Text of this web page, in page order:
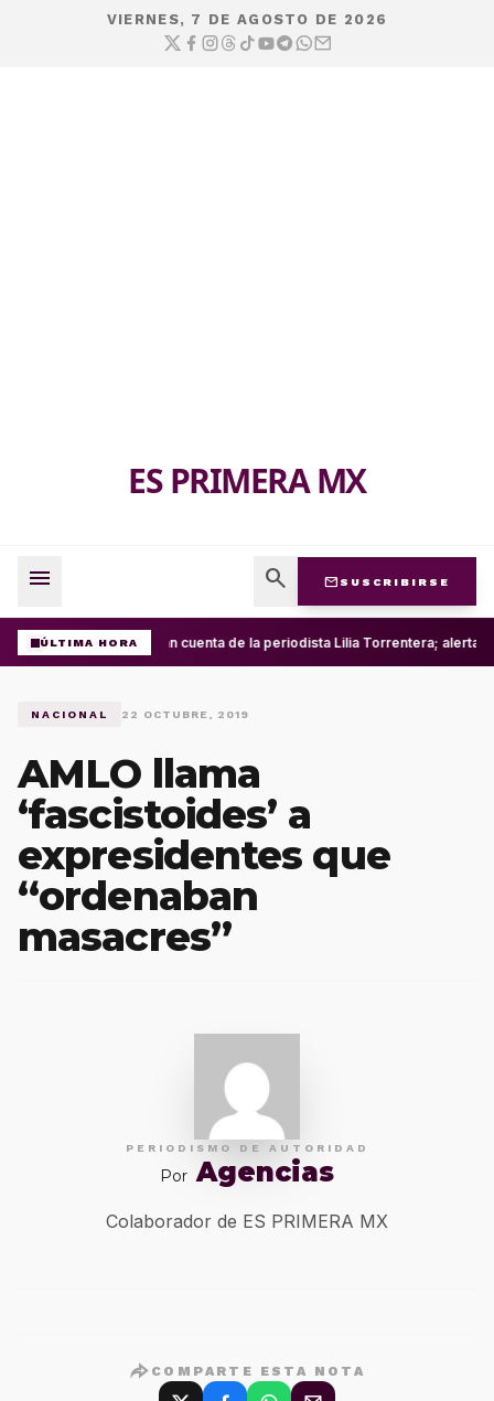
VIERNES, 7 DE AGOSTO DE 2026
ES PRIMERA MX
menu search mail SUSCRIBIRSE
ÚLTIMA HORARoban cuenta de la periodista Lilia Torrentera; alerta
NACIONAL 22 OCTUBRE, 2019
AMLO llama
‘fascistoides’ a
expresidentes que
“ordenaban
masacres”
PERIODISMO DE AUTORIDAD
Por Agencias
Colaborador de ES PRIMERA MX
COMPARTE ESTA NOTA